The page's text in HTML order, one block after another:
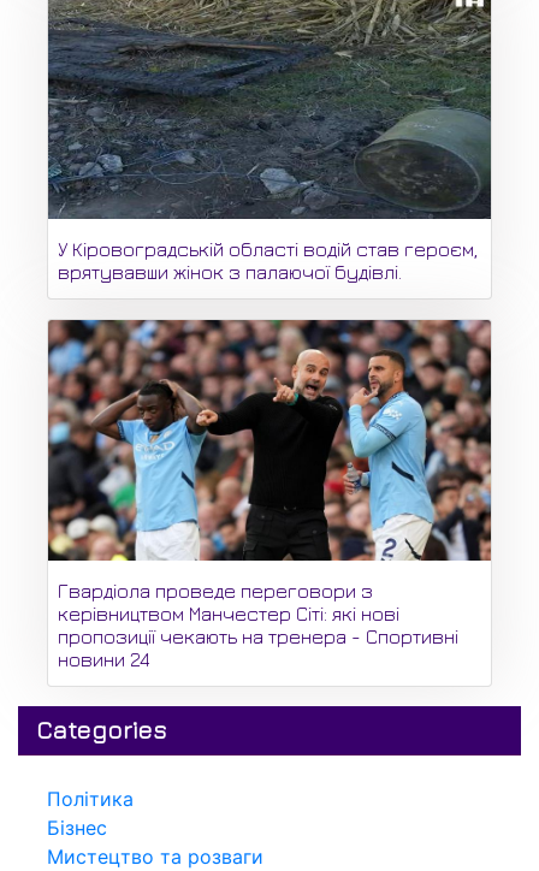
У Кіровоградській області водій став героєм,
врятувавши жінок з палаючої будівлі.
Гвардіола проведе переговори з
керівництвом Манчестер Сіті: які нові
пропозиції чекають на тренера - Спортивні
новини 24
Categories
Політика
Бізнес
Мистецтво та розваги